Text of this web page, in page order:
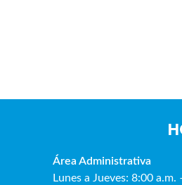
Área Administrativa
Lunes a Jueves: 8:00